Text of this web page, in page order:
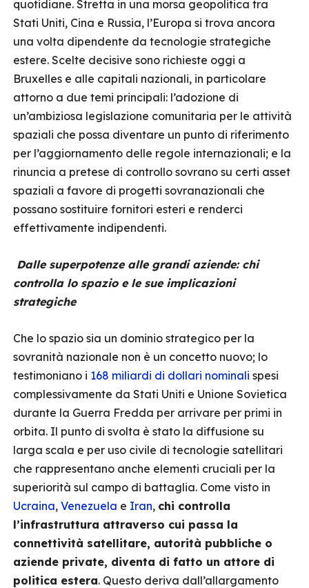
quotidiane. Stretta in una morsa geopolitica tra
Stati Uniti, Cina e Russia, l’Europa si trova ancora
una volta dipendente da tecnologie strategiche
estere. Scelte decisive sono richieste oggi a
Bruxelles e alle capitali nazionali, in particolare
attorno a due temi principali: l’adozione di
un’ambiziosa legislazione comunitaria per le attività
spaziali che possa diventare un punto di riferimento
per l’aggiornamento delle regole internazionali; e la
rinuncia a pretese di controllo sovrano su certi asset
spaziali a favore di progetti sovranazionali che
possano sostituire fornitori esteri e renderci
effettivamente indipendenti.
Dalle superpotenze alle grandi aziende: chi
controlla lo spazio e le sue implicazioni
strategiche
Che lo spazio sia un dominio strategico per la
sovranità nazionale non è un concetto nuovo; lo
testimoniano i 168 miliardi di dollari nominali spesi
complessivamente da Stati Uniti e Unione Sovietica
durante la Guerra Fredda per arrivare per primi in
orbita. Il punto di svolta è stato la diffusione su
larga scala e per uso civile di tecnologie satellitari
che rappresentano anche elementi cruciali per la
superiorità sul campo di battaglia. Come visto in
Ucraina, Venezuela e Iran, chi controlla
l’infrastruttura attraverso cui passa la
connettività satellitare, autorità pubbliche o
aziende private, diventa di fatto un attore di
politica estera. Questo deriva dall’allargamento